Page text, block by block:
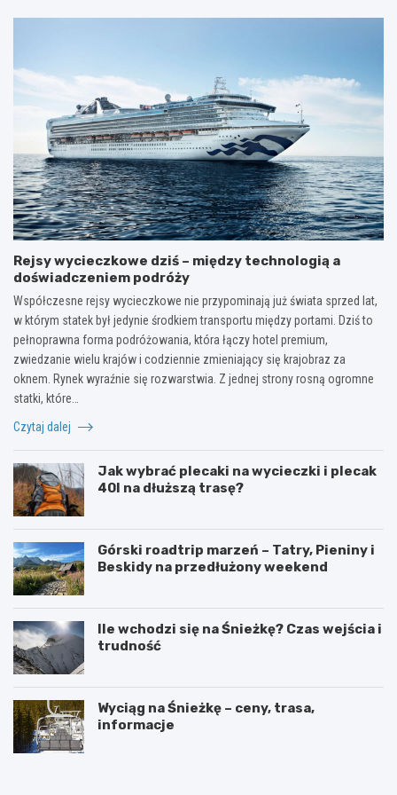
Rejsy wycieczkowe dziś – między technologią a
doświadczeniem podróży
Współczesne rejsy wycieczkowe nie przypominają już świata sprzed lat,
w którym statek był jedynie środkiem transportu między portami. Dziś to
pełnoprawna forma podróżowania, która łączy hotel premium,
zwiedzanie wielu krajów i codziennie zmieniający się krajobraz za
oknem. Rynek wyraźnie się rozwarstwia. Z jednej strony rosną ogromne
statki, które…
Czytaj dalej
Jak wybrać plecaki na wycieczki i plecak
40l na dłuższą trasę?
Górski roadtrip marzeń – Tatry, Pieniny i
Beskidy na przedłużony weekend
Ile wchodzi się na Śnieżkę? Czas wejścia i
trudność
Wyciąg na Śnieżkę – ceny, trasa,
informacje
W
O